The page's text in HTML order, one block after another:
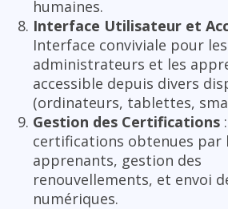
humaines.
Interface Utilisateur et
Interface conviviale pour les
administrateurs et les
accessible depuis divers
(ordinateurs, tablettes,
Gestion des Certifications
certifications obtenues par
apprenants, gestion des
renouvellements, et envoi
numériques.